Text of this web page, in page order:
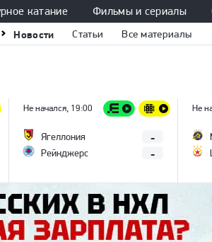
катание Фильмы и сериалы
Новости Статьи Все материалы
Не начался, 19:00
Ягеллония
Рейнджерс
-
-
Не